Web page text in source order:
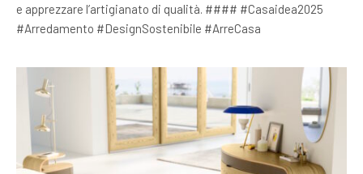
e apprezzare l’artigianato di qualità. #### #Casaidea2025
#Arredamento #DesignSostenibile #ArreCasa